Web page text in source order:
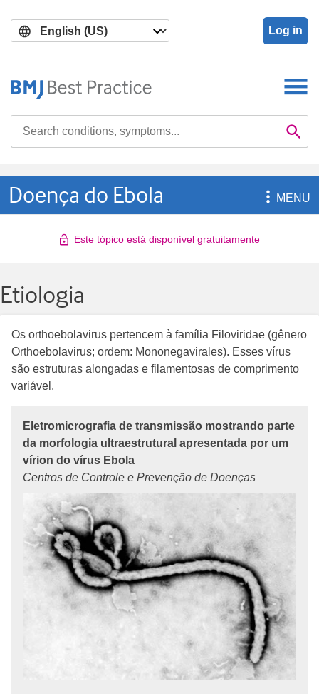
main
search
Log in

Doença do Ebola MENU
Este tópico está disponível gratuitamente
Etiologia
Os orthoebolavirus pertencem à família Filoviridae (gênero
Orthoebolavirus; ordem: Mononegavirales). Esses vírus
são estruturas alongadas e filamentosas de comprimento
variável.
Eletromicrografia de transmissão mostrando parte
da morfologia ultraestrutural apresentada por um
vírion do vírus Ebola
Centros de Controle e Prevenção de Doenças